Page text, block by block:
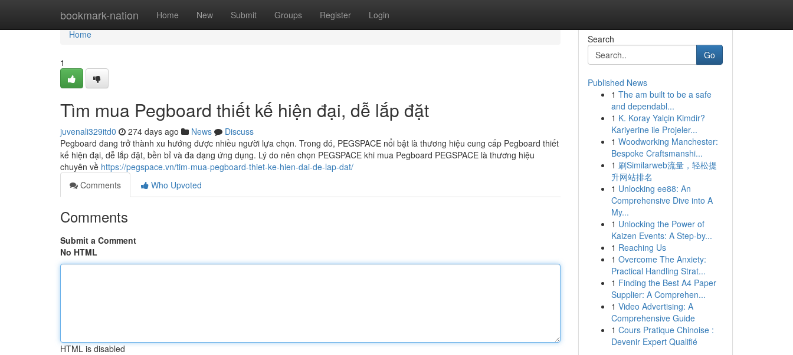
bookmark-nation Home New Submit Groups Register Login
Home
Home
1
Tìm mua Pegboard thiết kế hiện đại, dễ lắp đặt
juvenali329itd0 274 days ago News
Discuss
Pegboard đang trở thành xu hướng được nhiều người lựa chọn. Trong đó, PEGSPACE nổi bật là thương hiệu cung cấp Pegboard thiết
kế hiện đại, dễ lắp đặt, bền bỉ và đa dạng ứng dụng. Lý do nên chọn PEGSPACE khi mua Pegboard PEGSPACE là thương hiệu
chuyên về https://pegspace.vn/tim-mua-pegboard-thiet-ke-hien-dai-de-lap-dat/
Comments
Who Upvoted
Comments
Submit a Comment
No HTML
HTML is disabled
Search
Go
Published News
1 The am built to be a safe
and dependabl...
1 K. Koray Yalçin Kimdir?
Kariyerine ile Projeler...
1 Woodworking Manchester:
Bespoke Craftsmanshi...
1 刷Similarweb流量，轻松提
升网站排名
1 Unlocking ee88: An
Comprehensive Dive into A
My...
1 Unlocking the Power of
Kaizen Events: A Step-by...
1 Reaching Us
1 Overcome The Anxiety:
Practical Handling Strat...
1 Finding the Best A4 Paper
Supplier: A Comprehen...
1 Video Advertising: A
Comprehensive Guide
1 Cours Pratique Chinoise :
Devenir Expert Qualifié